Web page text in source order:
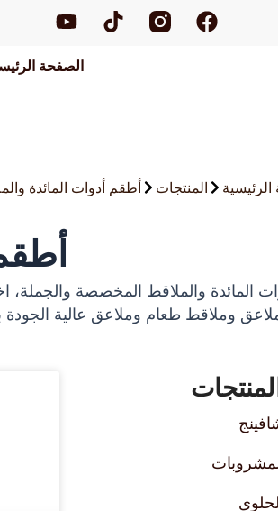
ف
ي
ت
ي
ي
و
ي
الصفحة
المنتجات أطقم أدوات المائدة
وملاقط طعام وملاعق عالية الجودة